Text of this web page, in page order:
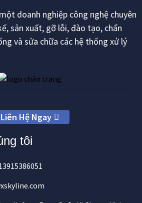
doanh nghiệp công nghệ chuyên
sản xuất, gỡ lỗi, đào tạo, chẩn
và sửa chữa các hệ thống xử lý
Liên Hệ Ngay
tôi